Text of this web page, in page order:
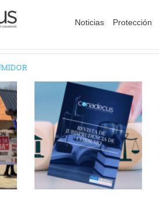
Noticias Protección